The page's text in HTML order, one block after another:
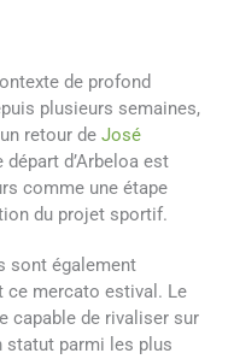
de profond
plusieurs semaines,
retour de José
d’Arbeloa est
comme une étape
du projet sportif.
sont également
ce mercato estival. Le
capable de rivaliser sur
statut parmi les plus